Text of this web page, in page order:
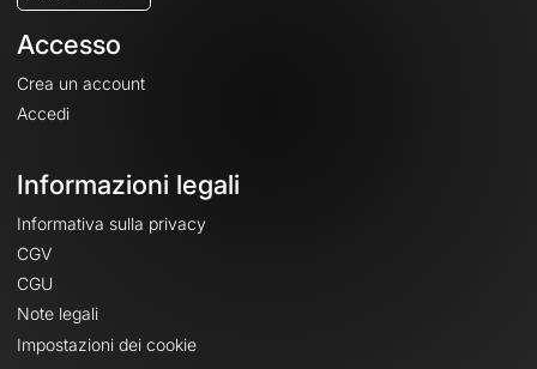
Accesso
Crea un account
Accedi
Informazioni legali
Informativa sulla privacy
CGV
CGU
Note legali
Impostazioni dei cookie